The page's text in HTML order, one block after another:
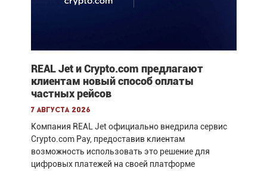
REAL Jet и Crypto.com предлагают
клиентам новый способ оплаты
частных рейсов
7 августа 2026
Компания REAL Jet официально внедрила сервис
Crypto.com Pay, предоставив клиентам
возможность использовать это решение для
цифровых платежей на своей платформе